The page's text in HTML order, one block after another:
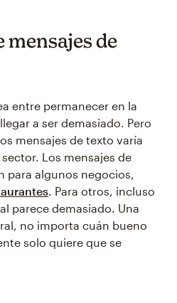
mensajes de
entre permanecer en la
a ser demasiado. Pero
mensajes de texto varía
Los mensajes de
para algunos negocios,
. Para otros, incluso
parece demasiado. Una
no importa cuán bueno
solo quiere que se